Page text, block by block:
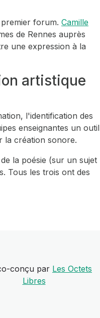
forum. Camille
de Rennes auprès
une expression à la
artistique
l'identification des
enseignantes un outil
la création sonore.
la poésie (sur un sujet
Tous les trois ont des
conçu par Les Octets
Libres